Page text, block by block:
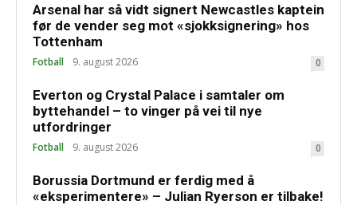
Arsenal har så vidt signert Newcastles kaptein
før de vender seg mot «sjokksignering» hos
Tottenham
Fotball 9. august 2026 0
Everton og Crystal Palace i samtaler om
byttehandel – to vinger på vei til nye
utfordringer
Fotball 9. august 2026 0
Borussia Dortmund er ferdig med å
«eksperimentere» – Julian Ryerson er tilbake!